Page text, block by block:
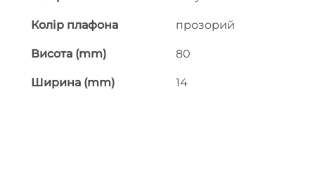
Колір плафона прозорий
Висота (mm) 80
Ширина (mm) 14